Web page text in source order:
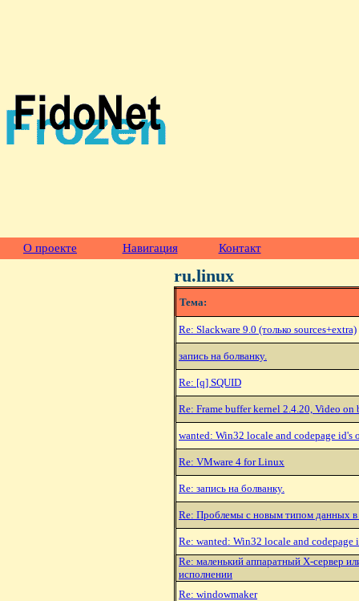
О проекте Навигация Контакт
ru.linux
Тема:
Re: Slackware 9.0 (только sources+extra)
запись на болванку.
Re: [q] SQUID
Re: Frame buffer kernel 2.4.20, Video
wanted: Win32 locale and codepage id's
Re: VMware 4 for Linux
Re: запись на болванку.
Re: Проблемы с новым типом данных в
Re: wanted: Win32 locale and codepage
Re: маленький аппаратный X-сервер
исполнении
Re: windowmaker